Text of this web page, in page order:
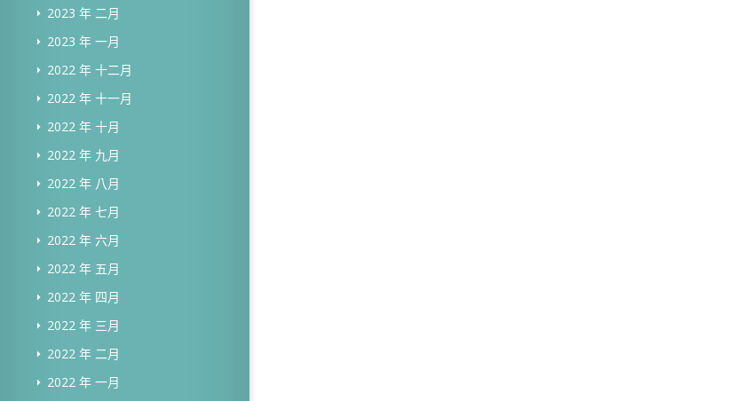
2023 年 二月
2023 年 一月
2022 年 十二月
2022 年 十一月
2022 年 十月
2022 年 九月
2022 年 八月
2022 年 七月
2022 年 六月
2022 年 五月
2022 年 四月
2022 年 三月
2022 年 二月
2022 年 一月